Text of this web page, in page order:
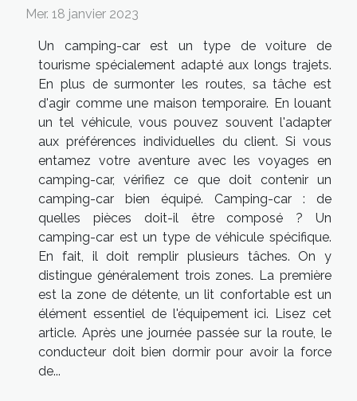
Mer. 18 janvier 2023
Un camping-car est un type de voiture de
tourisme spécialement adapté aux longs trajets.
En plus de surmonter les routes, sa tâche est
d'agir comme une maison temporaire. En louant
un tel véhicule, vous pouvez souvent l'adapter
aux préférences individuelles du client. Si vous
entamez votre aventure avec les voyages en
camping-car, vérifiez ce que doit contenir un
camping-car bien équipé. Camping-car : de
quelles pièces doit-il être composé ? Un
camping-car est un type de véhicule spécifique.
En fait, il doit remplir plusieurs tâches. On y
distingue généralement trois zones. La première
est la zone de détente, un lit confortable est un
élément essentiel de l'équipement ici. Lisez cet
article. Après une journée passée sur la route, le
conducteur doit bien dormir pour avoir la force
de...